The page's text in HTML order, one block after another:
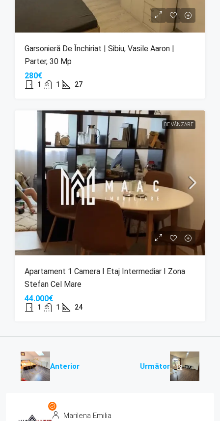
Garsonieră De Închiriat | Sibiu, Vasile Aaron |
Parter, 30 Mp
280€
1 1 27
DE VÂNZARE
Apartament 1 Camera I Etaj Intermediar I Zona
Stefan Cel Mare
44.000€
1 1 24
Anterior Următor
Marilena Emilia